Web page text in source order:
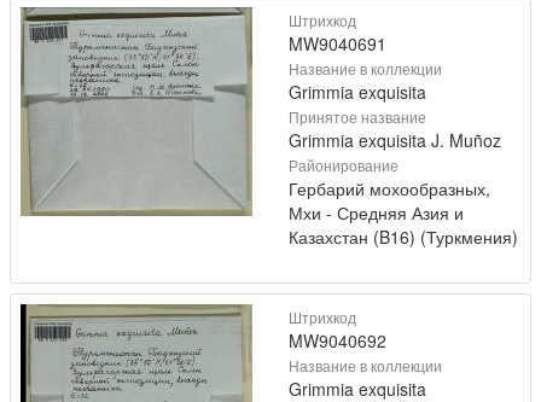
Штрихкод
MW9040691
Название в коллекции
Grimmia exquisita
Принятое название
Grimmia exquisita J. Muñoz
Районирование
Гербарий мохообразных,
Мхи - Средняя Азия и
Казахстан (B16) (Туркмения)
Штрихкод
MW9040692
Название в коллекции
Grimmia exquisita